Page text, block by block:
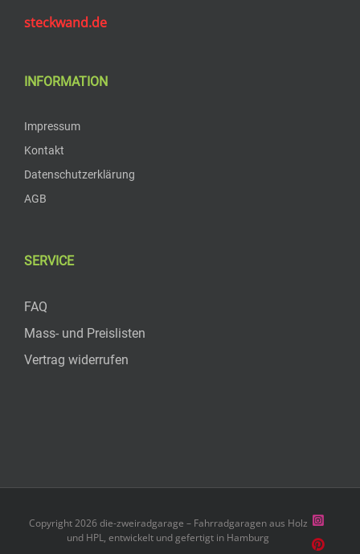
steckwand.de
INFORMATION
Impressum
Kontakt
Datenschutzerklärung
AGB
SERVICE
FAQ
Mass- und Preislisten
Vertrag widerrufen
Copyright 2026 die-zweiradgarage – Fahrradgaragen aus Holz
und HPL, entwickelt und gefertigt in Hamburg